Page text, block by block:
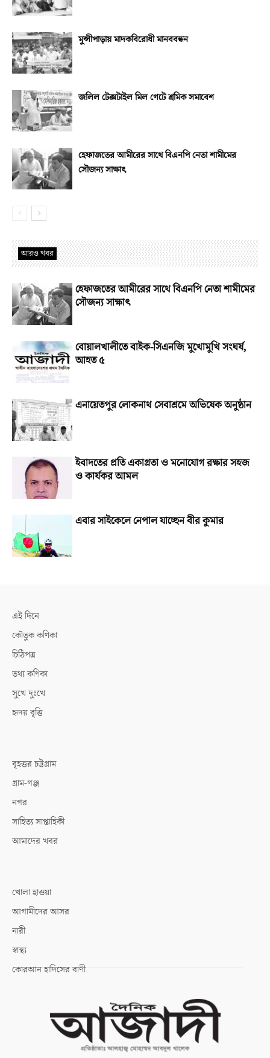
মুন্সীপাড়ায় মাদকবিরোধী মানববন্ধন
জলিল টেক্সটাইল মিল গেটে শ্রমিক সমাবেশ
হেফাজতের আমীরের সাথে বিএনপি নেতা শামীমের
সৌজন্য সাক্ষাৎ
আরও খবর
হেফাজতের আমীরের সাথে বিএনপি নেতা শামীমের
সৌজন্য সাক্ষাৎ
বোয়ালখালীতে বাইক-সিএনজি মুখোমুখি সংঘর্ষ,
আহত ৫
এনায়েতপুর লোকনাথ সেবাশ্রমে অভিষেক অনুষ্ঠান
ইবাদতের প্রতি একাগ্রতা ও মনোযোগ রক্ষার সহজ
ও কার্যকর আমল
এবার সাইকেলে নেপাল যাচ্ছেন বীর কুমার
এই দিনে
কৌতুক কণিকা
চিঠিপত্র
তথ্য কণিকা
সুখে দুঃখে
হৃদয় বৃত্তি
বৃহত্তর চট্টগ্রাম
গ্রাম-গঞ্জ
নগর
সাহিত্য সাপ্তাহিকী
আমাদের খবর
খোলা হাওয়া
আগামীদের আসর
নারী
স্বাস্থ্য
কোরআন হাদিসের বাণী